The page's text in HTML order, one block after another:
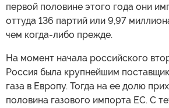
первой половине этого года они
оттуда 136 партий или 9,97
чем когда-либо прежде.
На момент начала российского
Россия была крупнейшим
газа в Европу. Тогда на ее долю
половина газового импорта ЕС. С